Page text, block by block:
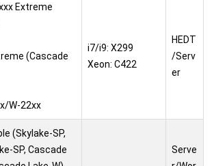
Extreme
(Cascade
W-22xx
i7/i9: X299
Xeon: C422
HEDT
/Serv
er
(Skylake-SP,
SP, Cascade
Serve